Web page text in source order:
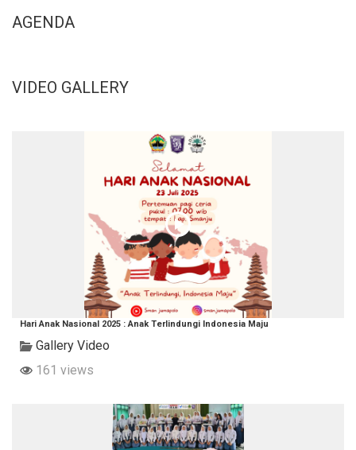
AGENDA
VIDEO GALLERY
Hari Anak Nasional 2025 : Anak Terlindungi Indonesia Maju
Gallery Video
161 views